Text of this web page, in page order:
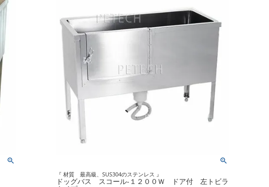
『 材質 最高級、SUS304のステンレス 』
ドッグバス スコール-１２００Ｗ ドア付 左トビラ